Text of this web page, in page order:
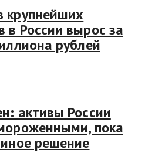
крупнейших
в России вырос за
рублей
активы России
пока
решение